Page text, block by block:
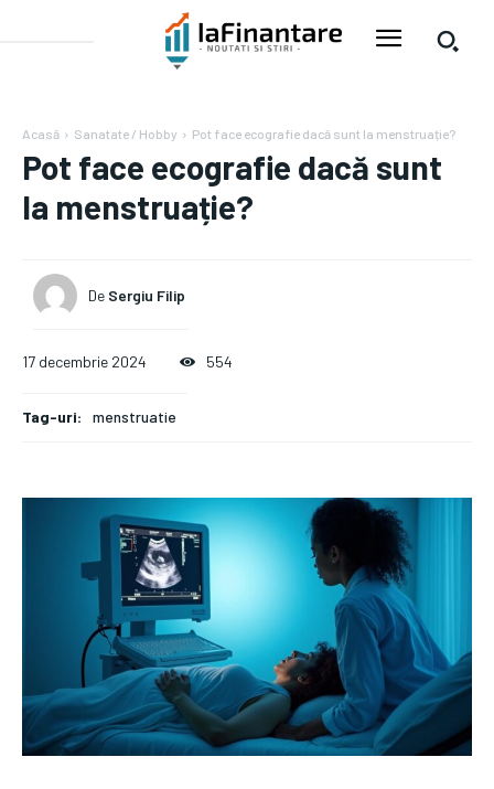
Acasă Sanatate / Hobby Pot face ecografie dacă sunt la menstruație?
Pot face ecografie dacă sunt
la menstruație?
De Sergiu Filip
17 decembrie 2024 554
Tag-uri: menstruatie